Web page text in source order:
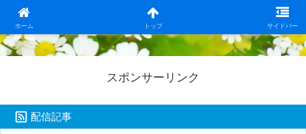
ホーム トップ サイドバー
日本第一！ニュース録
スポンサーリンク
配信記事